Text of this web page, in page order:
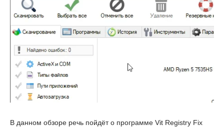
В данном обзоре речь пойдёт о программе Vit Registry Fix